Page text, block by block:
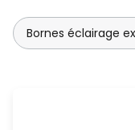
Bornes éclairage